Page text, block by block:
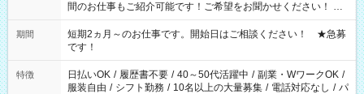
間のお仕事もご紹介可能です！ご希望をお聞かせください！ ★
家庭の都合でお休みが必要な場合も遠慮なくご相談ください。
※週最低15時間以上の勤務が必要です
期間
短期2ヵ月～のお仕事です。開始日はご相談ください！ ★急募
です！
特徴 日払いOK / 履歴書不要 / 40～50代活躍中 / 副業・WワークOK /
服装自由 / シフト勤務 / 10名以上の大量募集 / 電話対応なし / パ